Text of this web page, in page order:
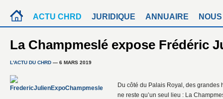
ACTU CHRD JURIDIQUE ANNUAIRE
La Champmeslé expose Frédéric
L'ACTU DU CHRD — 6 MARS 2019
Du côté du Palais Royal, des
ne reste qu’un seul lieu : La